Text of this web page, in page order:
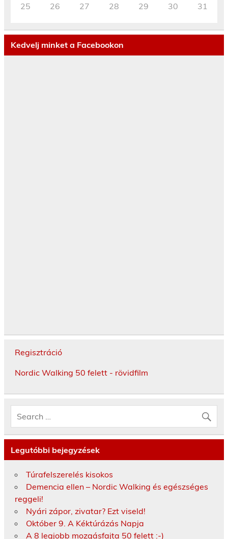
25 26 27 28 29 30 31
Kedvelj minket a Facebookon
Regisztráció
Nordic Walking 50 felett - rövidfilm
Legutóbbi bejegyzések
Túrafelszerelés kisokos
Demencia ellen – Nordic Walking és egészséges
reggeli!
Nyári zápor, zivatar? Ezt viseld!
Október 9. A Kéktúrázás Napja
A 8 legjobb mozgásfajta 50 felett :-)